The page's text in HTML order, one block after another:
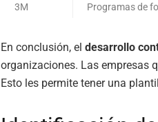
3M Programas de
En conclusión, el desarrollo
organizaciones. Las empresas
Esto les permite tener una